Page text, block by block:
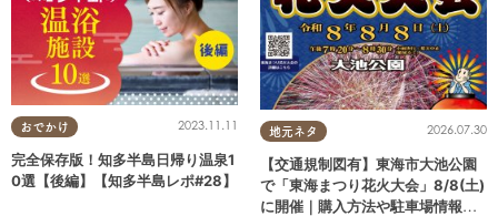
おでかけ 2023.11.11
完全保存版！知多半島日帰り温泉1
0選【後編】【知多半島レポ#28】
地元ネタ 2026.07.30
【交通規制図有】東海市大池公園
で「東海まつり花火大会」8/8(土)
に開催｜購入方法や駐車場情報